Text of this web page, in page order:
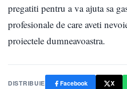
pregatiti pentru a va ajuta sa
profesionale de care aveti
proiectele dumneavoastra.
DISTRIBUIE Facebook X